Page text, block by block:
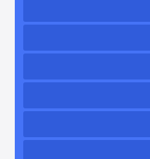
منتشر شد